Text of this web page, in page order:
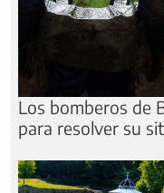
Los bomberos de
para resolver su